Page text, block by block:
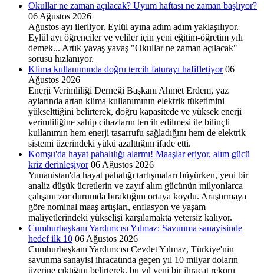
Okullar ne zaman açılacak? Uyum haftası ne zaman başlıyor?
06 Ağustos 2026
Ağustos ayı ilerliyor. Eylül ayına adım adım yaklaşılıyor.
Eylül ayı öğrenciler ve veliler için yeni eğitim-öğretim yılı
demek... Artık yavaş yavaş "Okullar ne zaman açılacak"
sorusu hızlanıyor.
Klima kullanımında doğru tercih faturayı hafifletiyor 06
Ağustos 2026
Enerji Verimliliği Derneği Başkanı Ahmet Erdem, yaz
aylarında artan klima kullanımının elektrik tüketimini
yükselttiğini belirterek, doğru kapasitede ve yüksek enerji
verimliliğine sahip cihazların tercih edilmesi ile bilinçli
kullanımın hem enerji tasarrufu sağladığını hem de elektrik
sistemi üzerindeki yükü azalttığını ifade etti.
Komşu'da hayat pahalılığı alarmı! Maaşlar eriyor, alım gücü
kriz derinleşiyor 06 Ağustos 2026
Yunanistan'da hayat pahalığı tartışmaları büyürken, yeni bir
analiz düşük ücretlerin ve zayıf alım gücünün milyonlarca
çalışanı zor durumda bıraktığını ortaya koydu. Araştırmaya
göre nominal maaş artışları, enflasyon ve yaşam
maliyetlerindeki yükselişi karşılamakta yetersiz kalıyor.
Cumhurbaşkanı Yardımcısı Yılmaz: Savunma sanayisinde
hedef ilk 10 06 Ağustos 2026
Cumhurbaşkanı Yardımcısı Cevdet Yılmaz, Türkiye'nin
savunma sanayisi ihracatında geçen yıl 10 milyar doların
üzerine çıktığını belirterek, bu yıl yeni bir ihracat rekoru